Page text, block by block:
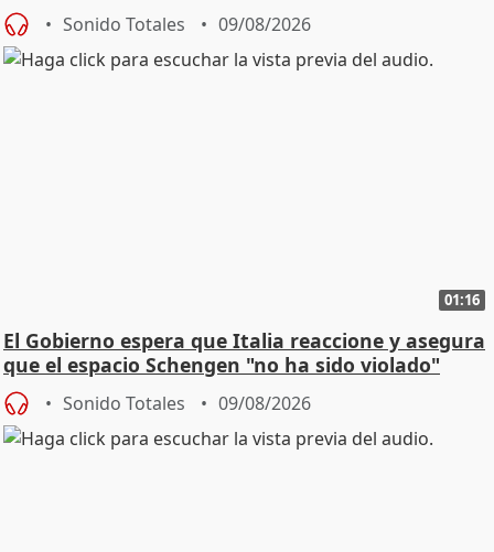
Sonido Totales 09/08/2026
01:16
El Gobierno espera que Italia reaccione y asegura
que el espacio Schengen "no ha sido violado"
Sonido Totales 09/08/2026